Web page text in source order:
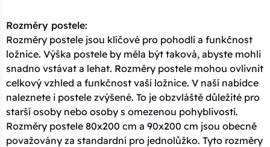
Rozměry postele:
Rozměry postele jsou klíčové pro pohodlí a funkčnost
ložnice. Výška postele by měla být taková, abyste mohli
snadno vstávat a lehat. Rozměry postele mohou ovlivnit
celkový vzhled a funkčnost vaší ložnice. V naší nabídce
naleznete i postele zvýšené. To je obzvláště důležité pro
starší osoby nebo osoby s omezenou pohyblivostí.
Rozměry postele 80x200 cm a 90x200 cm jsou obecně
považovány za standardní pro jednolůžko. Tyto rozměry